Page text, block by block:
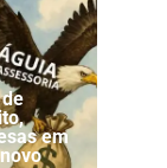
em